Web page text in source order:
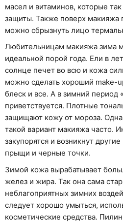
масел и витаминов, которые
защиты. Также поверх макияжа
можно сбрызнуть лицо
Любительницам макияжа зима
идеальной порой года. Ели в
солнце печет во всю и кожа
можно сделать хороший make-
блеск и все. А в зимний
приветствуется. Плотные
защищают кожу от мороза.
такой вариант макияжа часто.
закупорятся и возникнут
прыщи и черные точки.
Зимой кожа вырабатывает
желез и жира. Так она сама
неблагоприятных зимних
следует хорошо умыться,
косметические средства.